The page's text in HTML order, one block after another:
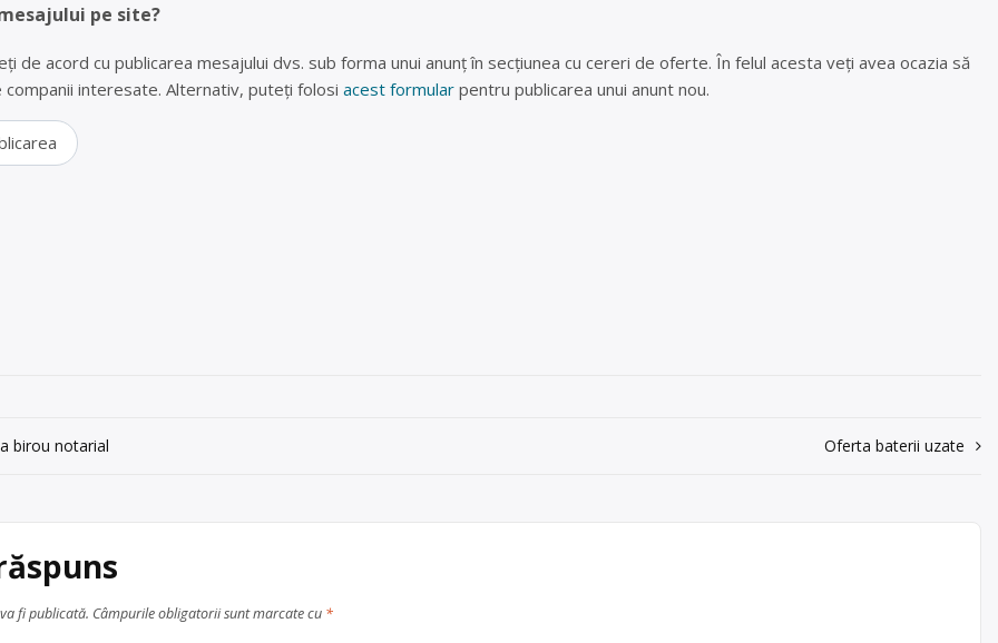
pe site?
de acord cu publicarea mesajului dvs. sub forma unui anunț în secțiunea cu cereri de oferte. În felul acesta veți avea ocazia să
companii interesate. Alternativ, puteți folosi acest formular pentru publicarea unui anunt nou.
birou notarial Oferta baterii uzate
fi publicată. Câmpurile obligatorii sunt marcate cu *